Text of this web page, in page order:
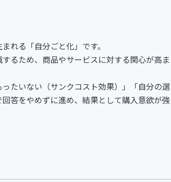
れる「自分ごと化」です。
るため、商品やサービスに対する関心が高ま
たいない（サンクコスト効果）」「自分の選
答をやめずに進め、結果として購入意欲が強